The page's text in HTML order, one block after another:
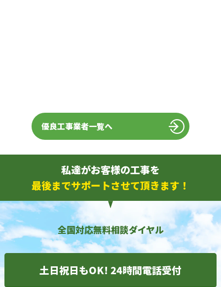
優良工事業者一覧へ
私達がお客様の工事を
最後までサポートさせて頂きます！
全国対応無料相談ダイヤル
土日祝日もOK! 24時間電話受付